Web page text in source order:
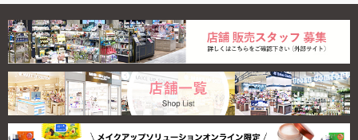
ログイン・新規会員登録